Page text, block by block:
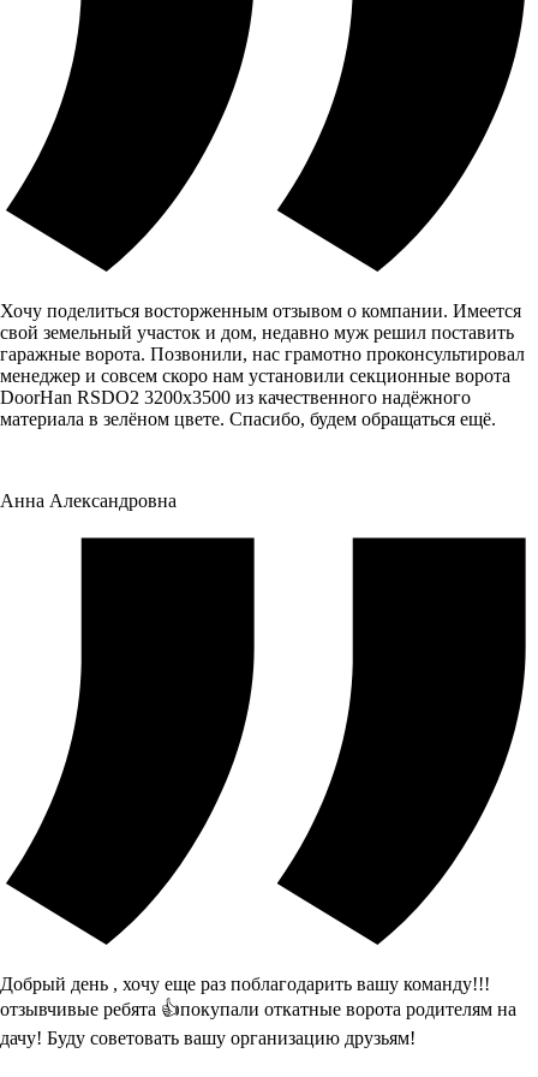
Хочу поделиться восторженным отзывом о компании. Имеется
свой земельный участок и дом, недавно муж решил поставить
гаражные ворота. Позвонили, нас грамотно проконсультировал
менеджер и совсем скоро нам установили секционные ворота
DoorHan RSDO2 3200x3500 из качественного надёжного
материала в зелёном цвете. Спасибо, будем обращаться ещё.
Анна Александровна
Добрый день , хочу еще раз поблагодарить вашу команду!!!
отзывчивые ребята 👍покупали откатные ворота родителям на
дачу! Буду советовать вашу организацию друзьям!